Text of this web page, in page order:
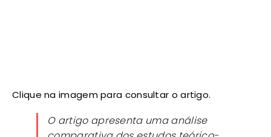
Clique na imagem para consultar o artigo.
O artigo apresenta uma análise